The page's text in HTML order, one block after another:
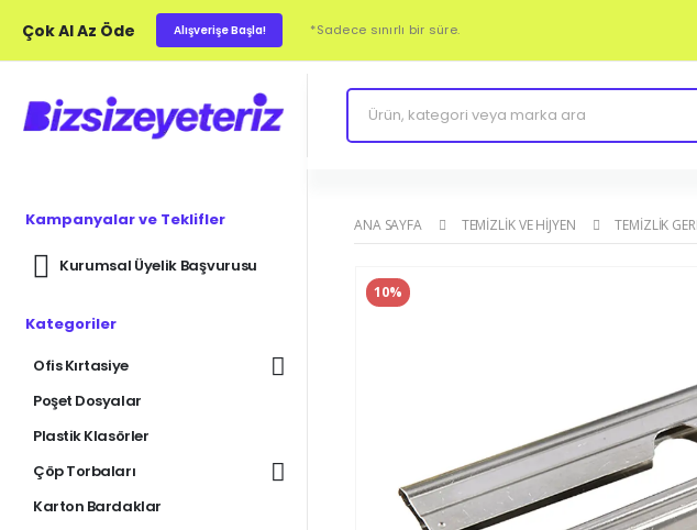
Çok Al Az Öde Alışverişe Başla! *Sadece sınırlı bir süre.
Kampanyalar ve Teklifler
Kurumsal Üyelik Başvurusu
Kategoriler
Ofis Kırtasiye
Poşet Dosyalar
Plastik Klasörler
Çöp Torbaları
Karton Bardaklar
ANA SAYFA TEMIZLIK VE HIJYEN TEMIZLIK
10%